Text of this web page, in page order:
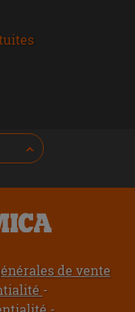
de vente